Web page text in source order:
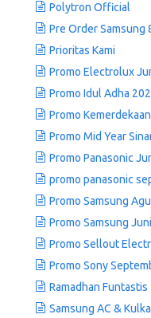
Polytron Official
Pre Order Samsung
Prioritas Kami
Promo Electrolux
Promo Idul Adha
Promo
Promo Mid Year
Promo Panasonic
promo panasonic
Promo Samsung
Promo Samsung
Promo Sellout
Promo Sony
Ramadhan Funtastis
Samsung AC &